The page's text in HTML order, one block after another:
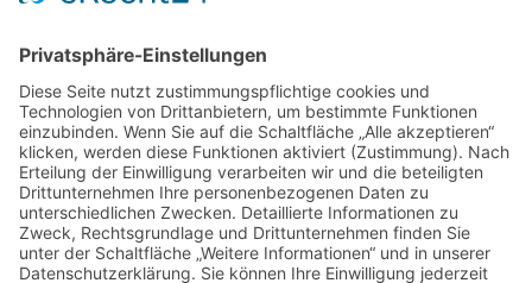
APOTHEKE SCHÖNE AUSSICHT
APOTHEKE AM LICHTENTURM
DOM APOTHEKE AM THEATER
APOTHEKE AUF DER LIETH
APOTHEKE AM NORDBAHNHOF
Apotheke Auf der Lieth